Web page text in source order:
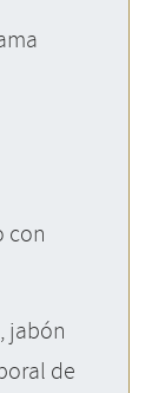
con
jabón
de